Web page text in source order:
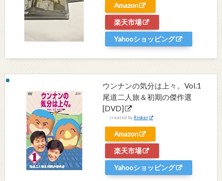
Amazon
楽天市場
Yahooショッピング
ウンナンの気分は上々。Vol.1
尾道二人旅＆初期の傑作選
[DVD]
created by Rinker
Amazon
楽天市場
Yahooショッピング